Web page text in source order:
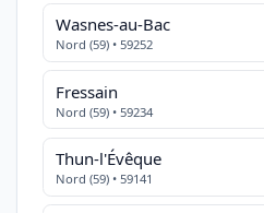
Wasnes-au-Bac
Nord (59) • 59252
Fressain
Nord (59) • 59234
Thun-l'Évêque
Nord (59) • 59141